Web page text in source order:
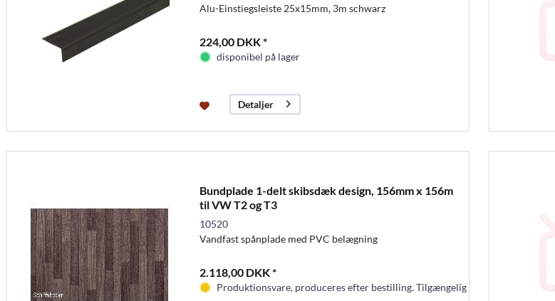
Alu-Einstiegsleiste 25x15mm, 3m schwarz
224,00 DKK *
disponibel på lager
Detaljer
Bundplade 1-delt skibsdæk design, 156mm x 156m
til VW T2 og T3
10520
Vandfast spånplade med PVC belægning
2.118,00 DKK *
Produktionsvare, produceres efter bestilling. Tilgængelig om ca. 3 - 4 måneder